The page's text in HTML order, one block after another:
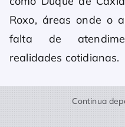
Roxo, áreas onde o
falta de
realidades cotidianas.
Continua